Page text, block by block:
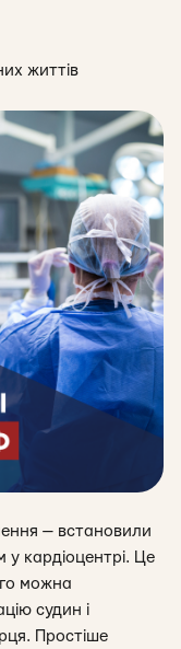
життів
— встановили
у кардіоцентрі. Це
можна
судин і
Простіше